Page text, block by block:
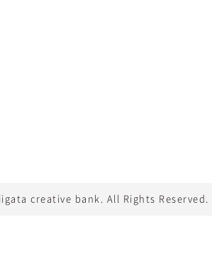
creative bank. All Rights Reserved.